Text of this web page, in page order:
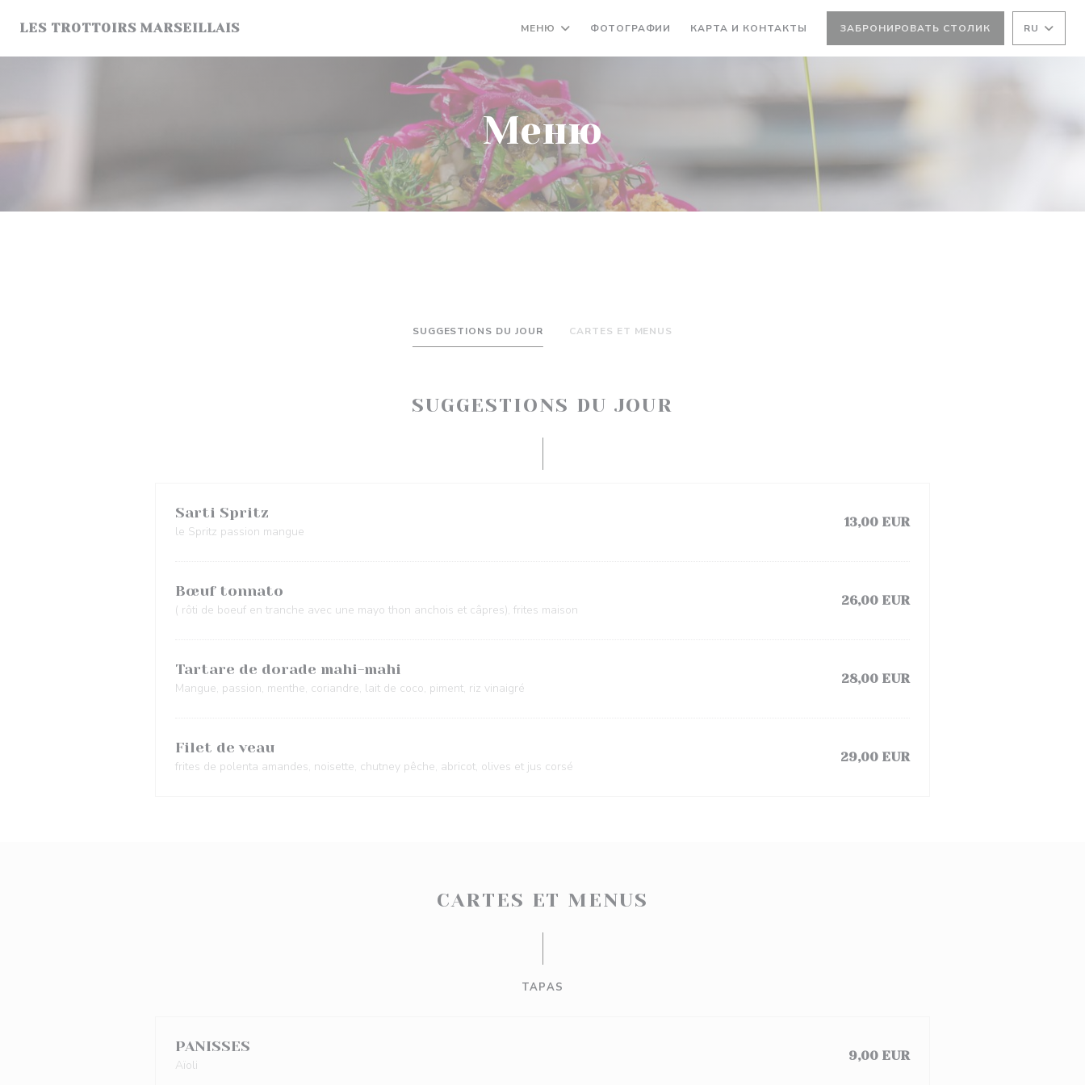
LES TROTTOIRS MARSEILLAIS МЕНЮ ФОТОГРАФИИ КАРТА И КОНТАКТЫ ЗАБРОНИРОВАТЬ СТОЛИК RU
Меню
SUGGESTIONS DU JOUR CARTES ET MENUS
SUGGESTIONS DU JOUR
Sarti Spritz
le Spritz passion mangue
13,00 EUR
Bœuf tonnato
( rôti de boeuf en tranche avec une mayo thon anchois et câpres), frites maison
26,00 EUR
Tartare de dorade mahi-mahi
Mangue, passion, menthe, coriandre, lait de coco, piment, riz vinaigré
28,00 EUR
Filet de veau
frites de polenta amandes, noisette, chutney pêche, abricot, olives et jus corsé
29,00 EUR
CARTES ET MENUS
TAPAS
PANISSES
Aïoli
9,00 EUR